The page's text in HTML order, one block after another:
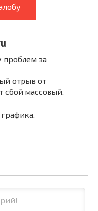
проблем за
отрыв от
сбой массовый.